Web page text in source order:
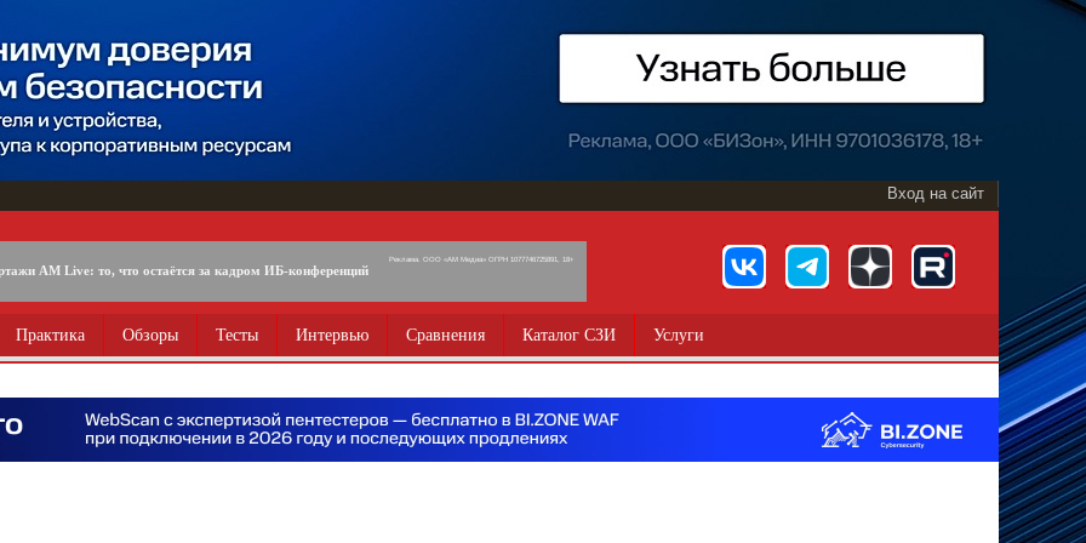
Вход на сайт
AM Live: то, что остаётся за кадром ИБ-конференций
Реклама. ООО «АМ Медиа» ОГРН 1077746725891, 18+
Практика Обзоры Тесты Интервью Сравнения Каталог СЗИ Услуги